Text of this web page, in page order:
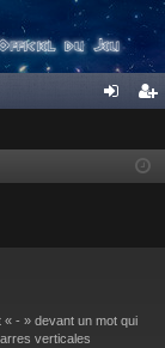
cri
- » devant un mot qui
verticales